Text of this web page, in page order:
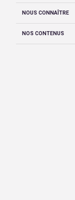
NOUS CONNAÎTRE
NOS CONTENUS